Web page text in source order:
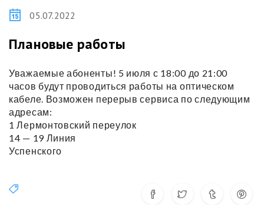
05.07.2022
Плановые работы
Уважаемые абоненты! 5 июля с 18:00 до 21:00
часов будут проводиться работы на оптическом
кабеле. Возможен перерыв сервиса по следующим
адресам:
1 Лермонтовский переулок
14 — 19 Линия
Успенского